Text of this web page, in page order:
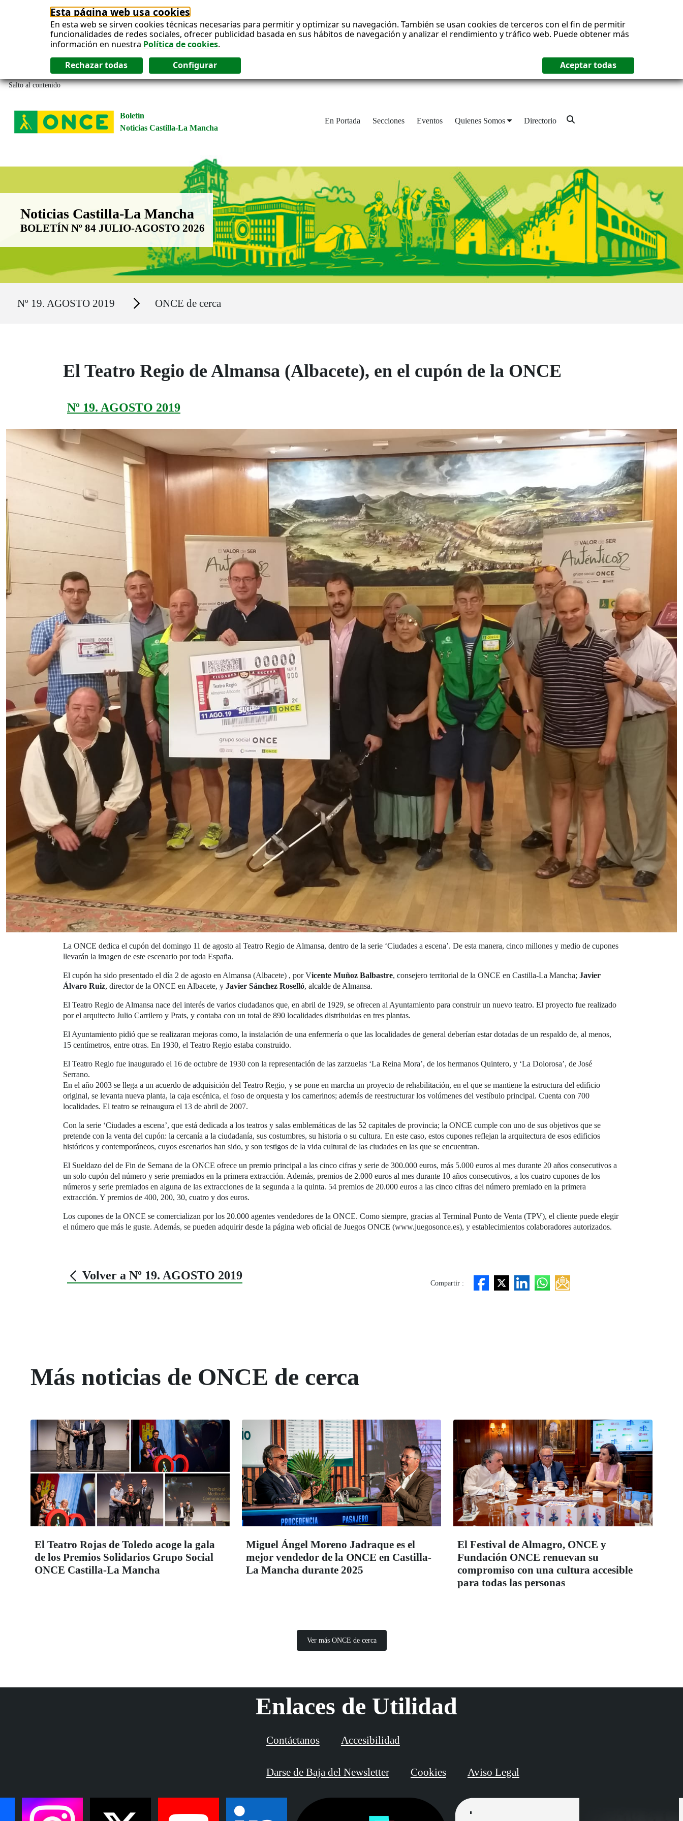
Esta página web usa cookies
En esta web se sirven cookies técnicas necesarias para permitir y optimizar su navegación. También se usan cookies de terceros con el fin de permitir
funcionalidades de redes sociales, ofrecer publicidad basada en sus hábitos de navegación y analizar el rendimiento y tráfico web. Puede obtener más
información en nuestra Política de cookies.
Salto al contenido
Boletín
Noticias Castilla-La Mancha
En Portada Secciones Eventos Quienes Somos Directorio
Boletín Noticias Castilla-La Mancha
Noticias Castilla-La Mancha
BOLETÍN Nº 84 JULIO-AGOSTO 2026
Nº 19. AGOSTO 2019 Secciones ONCE de cerca
El Teatro Regio de Almansa (Albacete), en el cupón de la ONCE
Nº 19. AGOSTO 2019
La ONCE dedica el cupón del domingo 11 de agosto al Teatro Regio de Almansa, dentro de la serie ‘Ciudades a escena’. De esta manera, cinco millones y medio de cupones
llevarán la imagen de este escenario por toda España.
El cupón ha sido presentado el día 2 de agosto en Almansa (Albacete) , por Vicente Muñoz Balbastre, consejero territorial de la ONCE en Castilla-La Mancha; Javier
Álvaro Ruiz, director de la ONCE en Albacete, y Javier Sánchez Roselló, alcalde de Almansa.
El Teatro Regio de Almansa nace del interés de varios ciudadanos que, en abril de 1929, se ofrecen al Ayuntamiento para construir un nuevo teatro. El proyecto fue realizado
por el arquitecto Julio Carrilero y Prats, y contaba con un total de 890 localidades distribuidas en tres plantas.
El Ayuntamiento pidió que se realizaran mejoras como, la instalación de una enfermería o que las localidades de general deberían estar dotadas de un respaldo de, al menos,
15 centímetros, entre otras. En 1930, el Teatro Regio estaba construido.
El Teatro Regio fue inaugurado el 16 de octubre de 1930 con la representación de las zarzuelas ‘La Reina Mora’, de los hermanos Quintero, y ‘La Dolorosa’, de José
Serrano.
En el año 2003 se llega a un acuerdo de adquisición del Teatro Regio, y se pone en marcha un proyecto de rehabilitación, en el que se mantiene la estructura del edificio
original, se levanta nueva planta, la caja escénica, el foso de orquesta y los camerinos; además de reestructurar los volúmenes del vestíbulo principal. Cuenta con 700
localidades. El teatro se reinaugura el 13 de abril de 2007.
Con la serie ‘Ciudades a escena’, que está dedicada a los teatros y salas emblemáticas de las 52 capitales de provincia; la ONCE cumple con uno de sus objetivos que se
pretende con la venta del cupón: la cercanía a la ciudadanía, sus costumbres, su historia o su cultura. En este caso, estos cupones reflejan la arquitectura de esos edificios
históricos y contemporáneos, cuyos escenarios han sido, y son testigos de la vida cultural de las ciudades en las que se encuentran.
El Sueldazo del de Fin de Semana de la ONCE ofrece un premio principal a las cinco cifras y serie de 300.000 euros, más 5.000 euros al mes durante 20 años consecutivos a
un solo cupón del número y serie premiados en la primera extracción. Además, premios de 2.000 euros al mes durante 10 años consecutivos, a los cuatro cupones de los
números y serie premiados en alguna de las extracciones de la segunda a la quinta. 54 premios de 20.000 euros a las cinco cifras del número premiado en la primera
extracción. Y premios de 400, 200, 30, cuatro y dos euros.
Los cupones de la ONCE se comercializan por los 20.000 agentes vendedores de la ONCE. Como siempre, gracias al Terminal Punto de Venta (TPV), el cliente puede elegir
el número que más le guste. Además, se pueden adquirir desde la página web oficial de Juegos ONCE (www.juegosonce.es), y establecimientos colaboradores autorizados.
Volver a Nº 19. AGOSTO 2019
Compartir :
Más noticias de ONCE de cerca
El Teatro Rojas de Toledo acoge la gala
de los Premios Solidarios Grupo Social
ONCE Castilla-La Mancha
Miguel Ángel Moreno Jadraque es el
mejor vendedor de la ONCE en Castilla-
La Mancha durante 2025
El Festival de Almagro, ONCE y
Fundación ONCE renuevan su
compromiso con una cultura accesible
para todas las personas
Ver más ONCE de cerca
Enlaces de Utilidad
Contáctanos Accesibilidad
Darse de Baja del Newsletter Cookies Aviso Legal